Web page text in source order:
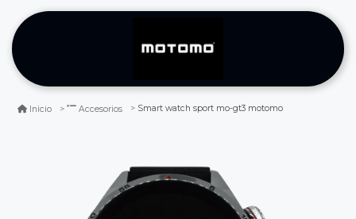
Inicio Accesorios Smart watch sport mo-gt3 motomo